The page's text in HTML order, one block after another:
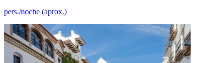
pers./noche (aprox.)